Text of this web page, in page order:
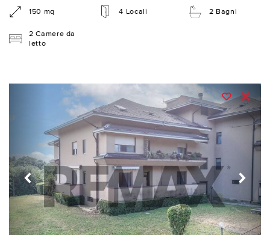
150 mq 4 Locali 2 Bagni
2 Camere da
letto